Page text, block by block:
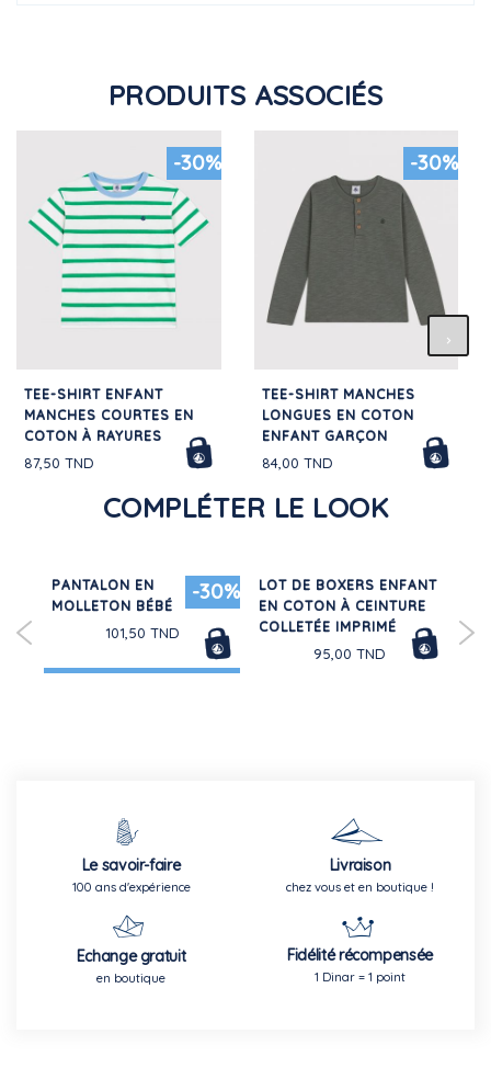
PRODUITS ASSOCIÉS
-30%
TEE-SHIRT ENFANT
MANCHES COURTES EN
COTON À RAYURES
87,50 TND
-30%
TEE-SHIRT MANCHES
LONGUES EN COTON
ENFANT GARÇON
84,00 TND
COMPLÉTER LE LOOK
-30%
PANTALON EN
MOLLETON BÉBÉ
101,50 TND
LOT DE BOXERS ENFANT
EN COTON À CEINTURE
COLLETÉE IMPRIMÉ
95,00 TND
Le savoir-faire
100 ans d'expérience
Livraison
chez vous et en boutique !
Echange gratuit
en boutique
Fidélité récompensée
1 Dinar = 1 point